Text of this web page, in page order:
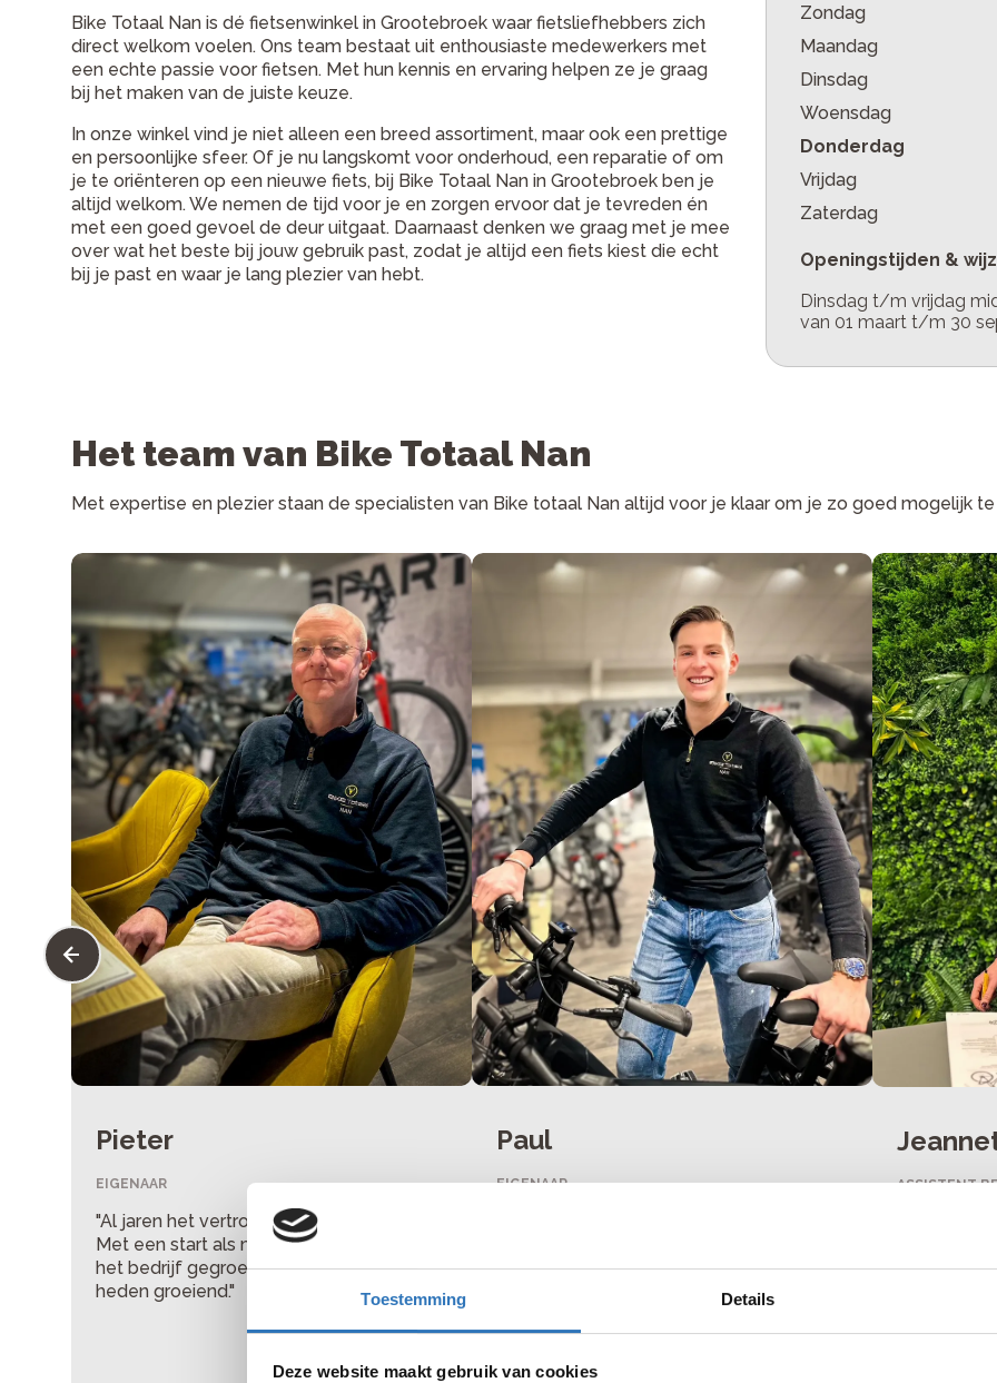
Toestemming Details
Deze website maakt gebruik van cookies
Bike Totaal Nan is dé fietsenwinkel in Grootebroek waar fietsliefhebbers zich
direct welkom voelen. Ons team bestaat uit enthousiaste medewerkers met
een echte passie voor fietsen. Met hun kennis en ervaring helpen ze je graag
bij het maken van de juiste keuze.
In onze winkel vind je niet alleen een breed assortiment, maar ook een prettige
en persoonlijke sfeer. Of je nu langskomt voor onderhoud, een reparatie of om
je te oriënteren op een nieuwe fiets, bij Bike Totaal Nan in Grootebroek ben je
altijd welkom. We nemen de tijd voor je en zorgen ervoor dat je tevreden én
met een goed gevoel de deur uitgaat. Daarnaast denken we graag met je mee
over wat het beste bij jouw gebruik past, zodat je altijd een fiets kiest die echt
bij je past en waar je lang plezier van hebt.
Zondag
Maandag
Dinsdag
Woensdag
Donderdag
Vrijdag
Zaterdag
Openingstijden &
Dinsdag t/m vrijdag
van 01 maart t/m 30
Het team van Bike Totaal Nan
Met expertise en plezier staan de specialisten van Bike totaal Nan altijd voor je klaar om je zo goed mogelijk
Pieter
EIGENAAR
"Al jaren het vertrouwde gezicht bij Nan.
Met een start als monteur langzaam in
het bedrijf gegroeid en van 2000 tot
heden groeiend."
Paul
EIGENAAR
werkplaats om het vak te leren.
ontwikkelt zich nu in een andere topsport
"ondernemen."
ASSISTENT
"De
assistent
samen
fietser is